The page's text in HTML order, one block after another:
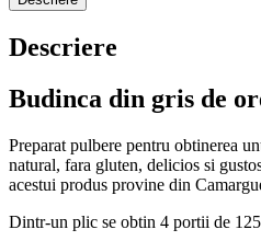
orez
70g
ali
Descriere
Budinca din gris de
Preparat pulbere pentru obtinerea
natural, fara gluten, delicios si
acestui produs provine din
Dintr-un plic se obtin 4 portii de